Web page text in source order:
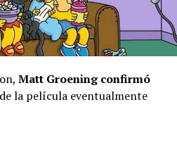
Matt Groening confirmó
la película eventualmente